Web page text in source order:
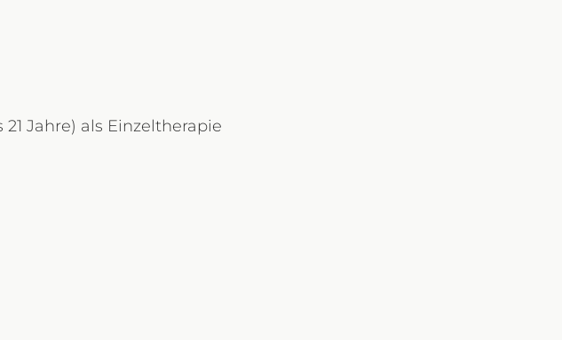
Jahre) als Einzeltherapie